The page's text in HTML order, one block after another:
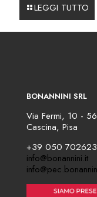
LEGGI TUTTO
BONANNINI SRL
Via Fermi, 10 -
Cascina, Pisa
+39 050 702623
info@bonannini.it